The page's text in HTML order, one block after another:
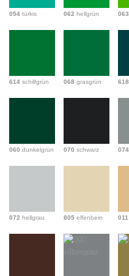
054 türkis 062 hellgrün 063
614 schilfgrün 068 grasgrün 618
060 dunkelgrün 070 schwarz 074
072 hellgrau 805 elfenbein 011